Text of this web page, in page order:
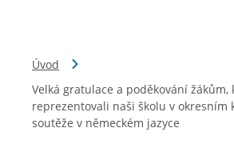
Úvod
Velká gratulace a poděkování žákům,
reprezentovali naši školu v okresním
soutěže v německém jazyce